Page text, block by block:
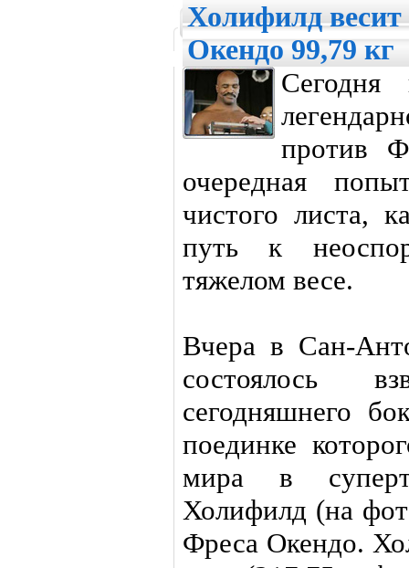
Холифилд весит
Окендо 99,79 кг
Сегодня
против
очередная
чистого листа,
путь к
тяжелом весе.
Вчера в Сан-
состоялось
сегодняшнего
поединке
мира в
Холифилд (на
Фреса Окендо.